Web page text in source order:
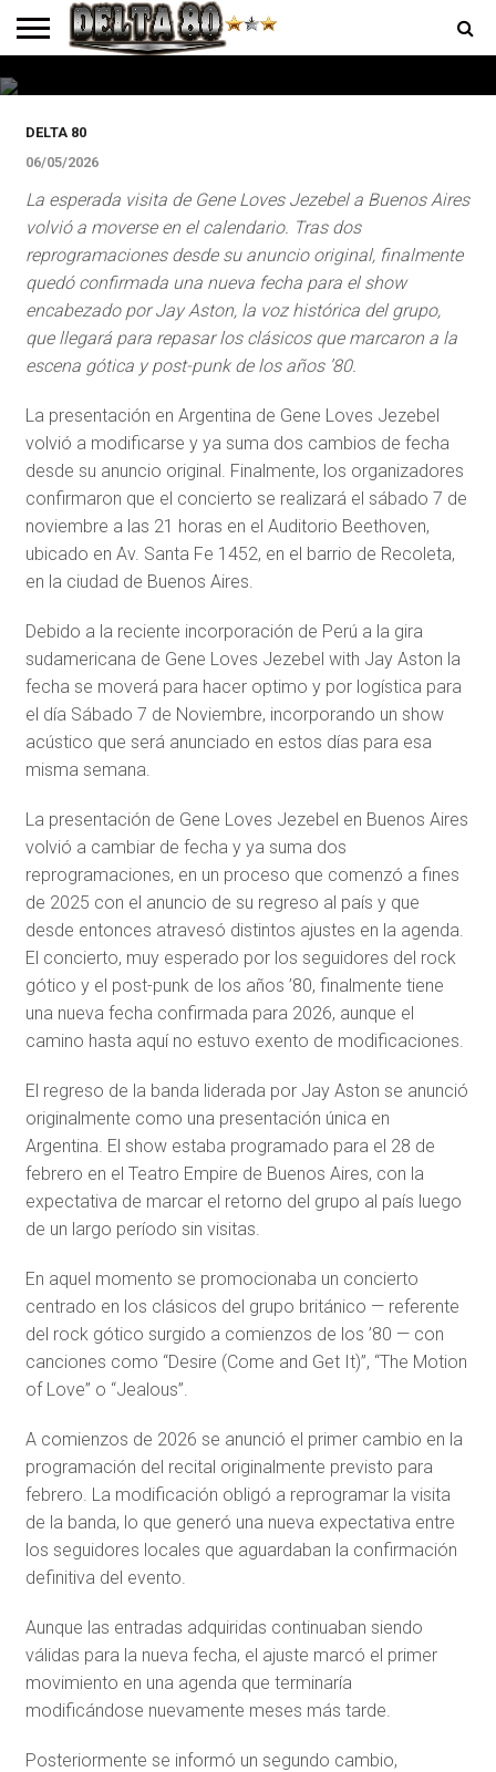
PREMIOS
PRODUCCIONES
PROGRAMACION
CONTACTO
HOMEPAGE
fecha para su show en Buenos Aires
tras dos reprogramaciones
DELTA 80
06/05/2026
La esperada visita de Gene Loves Jezebel a Buenos Aires
volvió a moverse en el calendario. Tras dos
reprogramaciones desde su anuncio original, finalmente
quedó confirmada una nueva fecha para el show
encabezado por Jay Aston, la voz histórica del grupo,
que llegará para repasar los clásicos que marcaron a la
escena gótica y post-punk de los años ’80.
La presentación en Argentina de Gene Loves Jezebel
volvió a modificarse y ya suma dos cambios de fecha
desde su anuncio original. Finalmente, los organizadores
confirmaron que el concierto se realizará el sábado 7 de
noviembre a las 21 horas en el Auditorio Beethoven,
ubicado en Av. Santa Fe 1452, en el barrio de Recoleta,
en la ciudad de Buenos Aires.
Debido a la reciente incorporación de Perú a la gira
sudamericana de Gene Loves Jezebel with Jay Aston la
fecha se moverá para hacer optimo y por logística para
el día Sábado 7 de Noviembre, incorporando un show
acústico que será anunciado en estos días para esa
misma semana.
La presentación de Gene Loves Jezebel en Buenos Aires
volvió a cambiar de fecha y ya suma dos
reprogramaciones, en un proceso que comenzó a fines
de 2025 con el anuncio de su regreso al país y que
desde entonces atravesó distintos ajustes en la agenda.
El concierto, muy esperado por los seguidores del rock
gótico y el post-punk de los años ’80, finalmente tiene
una nueva fecha confirmada para 2026, aunque el
camino hasta aquí no estuvo exento de modificaciones.
El regreso de la banda liderada por Jay Aston se anunció
originalmente como una presentación única en
Argentina. El show estaba programado para el 28 de
febrero en el Teatro Empire de Buenos Aires, con la
expectativa de marcar el retorno del grupo al país luego
de un largo período sin visitas.
En aquel momento se promocionaba un concierto
centrado en los clásicos del grupo británico — referente
del rock gótico surgido a comienzos de los ’80 — con
canciones como “Desire (Come and Get It)”, “The Motion
of Love” o “Jealous”.
A comienzos de 2026 se anunció el primer cambio en la
programación del recital originalmente previsto para
febrero. La modificación obligó a reprogramar la visita
de la banda, lo que generó una nueva expectativa entre
los seguidores locales que aguardaban la confirmación
definitiva del evento.
Aunque las entradas adquiridas continuaban siendo
válidas para la nueva fecha, el ajuste marcó el primer
movimiento en una agenda que terminaría
modificándose nuevamente meses más tarde.
Posteriormente se informó un segundo cambio,